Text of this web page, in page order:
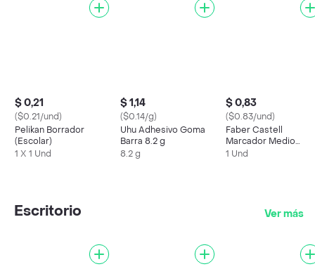
$ 0,21
($0.21/und)
Pelikan Borrador
(Escolar)
1 X 1 Und
$ 1,14
($0.14/g)
Uhu Adhesivo Goma
Barra 8.2 g
8.2 g
$ 0,83
($0.83/und)
Faber Castell
Marcador Medio
Negro Cd421
1 Und
Escritorio Ver más